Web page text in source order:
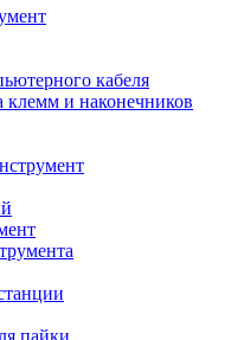
кабеля
и наконечников